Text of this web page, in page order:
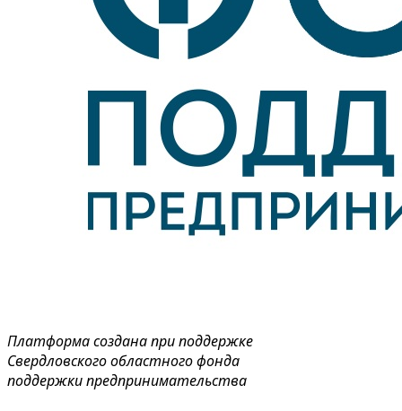
Платформа создана при поддержке
Свердловского областного фонда
поддержки предпринимательства